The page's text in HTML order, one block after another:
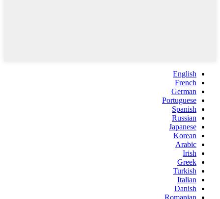
English
French
German
Portuguese
Spanish
Russian
Japanese
Korean
Arabic
Irish
Greek
Turkish
Italian
Danish